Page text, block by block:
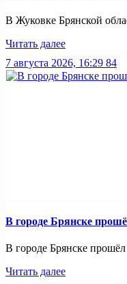
В Жуковке Брянской
Читать далее
7 августа 2026, 16:29 84
В городе Брянске
В городе Брянске
Читать далее